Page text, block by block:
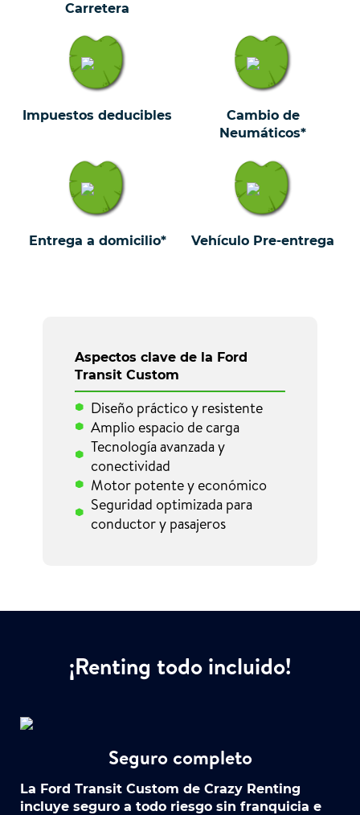
Carretera
Impuestos deducibles
Cambio de
Neumáticos*
Entrega a domicilio* Vehículo Pre-entrega
Aspectos clave de la Ford
Transit Custom
Diseño práctico y resistente
Amplio espacio de carga
Tecnología avanzada y
conectividad
Motor potente y económico
Seguridad optimizada para
conductor y pasajeros
¡Renting todo incluido!
Seguro completo
La Ford Transit Custom de Crazy Renting
incluye seguro a todo riesgo sin franquicia e